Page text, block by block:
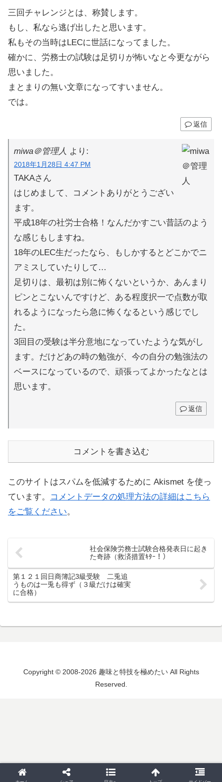
三回チャレンジとは、称賛します。
もし、私なら逃げ出したと思います。
私もその当時はLECに世話になってました。
確かに、労務士の試験は足切りが怖いなと今更ながら
思いました。
まとまりの無い文章になってすいません。
では。
返信
miwa＠管理人 より:
2018年1月28日 4:47 PM
TAKAさん
はじめまして、コメントありがとうござい
ます。
平成18年の社労士合格！なんだかすごい昔話のよう
な感じもしますね。
18年のLEC生だったなら、もしかするとどこかでニ
アミスしていたりして…
足切りは、最初は別に怖くないというか、あんまり
ピンとこないんですけど、ある程度択一で点数が取
れるようになったら急に怖くなるという感じでし
た。
3回目の受験は半分意地になっていたような気がし
ます。だけどあの時の勉強が、今の自分の勉強法の
ベースになっているので、頑張ってよかったなとは
思います。
返信
コメントを書き込む
このサイトはスパムを低減するために Akismet を使っ
ています。
コメントデータの処理方法の詳細はこちら
をご覧ください。
社会保険労務士試験合格発表日に起き
た奇跡（救済措置ｷﾀｰ！）
第１２１回日商簿記3級受験 二兎追
うものは一兎も得ず（３級だけは確実
に合格）
Copyright © 2008-2026 趣味と特技を極めたい All Rights
Reserved.